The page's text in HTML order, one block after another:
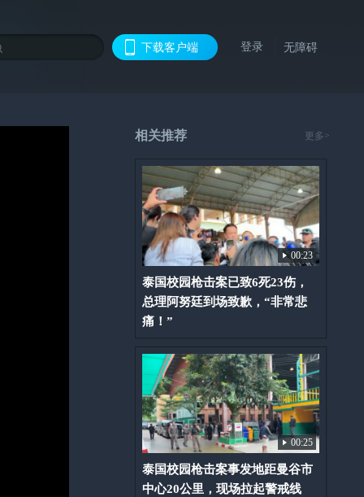
下载客户端 登录 无障碍
相关推荐 更多>
00:23
泰国校园枪击案已致6死23伤，
总理阿努廷到场致歉，“非常悲
痛！”
00:25
泰国校园枪击案事发地距曼谷市
中心20公里，现场拉起警戒线